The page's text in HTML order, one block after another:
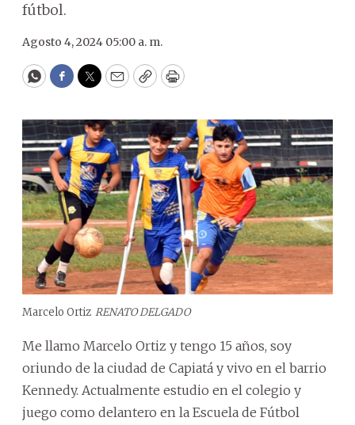
fútbol.
Agosto 4, 2024 05:00 a. m.
WhatsApp
Facebook
Twitter
EmailCopyPrint
Marcelo Ortiz RENATO DELGADO
Me llamo Marcelo Ortiz y tengo 15 años, soy
oriundo de la ciudad de Capiatá y vivo en el barrio
Kennedy. Actualmente estudio en el colegio y
juego como delantero en la Escuela de Fútbol